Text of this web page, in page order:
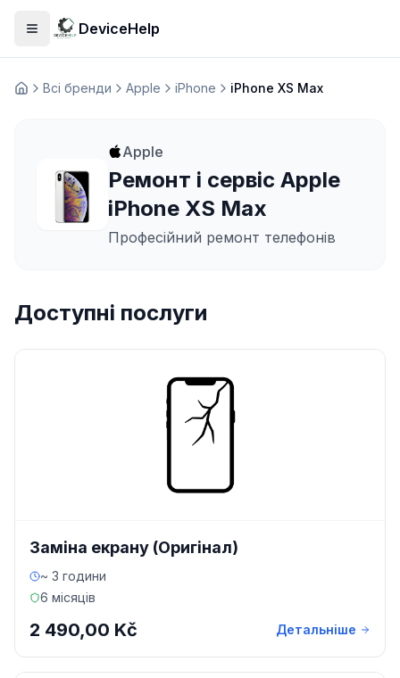
Відкрити меню
DeviceHelp
ДомашняВсі бренди Apple iPhone iPhone XS Max
Apple
Ремонт і сервіс Apple
iPhone XS Max
Професійний ремонт телефонів
Доступні послуги
Заміна екрану (Оригінал)
~ 3 години
6 місяців
2 490,00 Kč Детальніше